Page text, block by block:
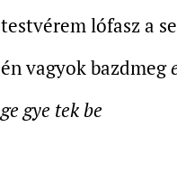
testvérem lófasz a
én vagyok bazdmeg
ge gye tek be